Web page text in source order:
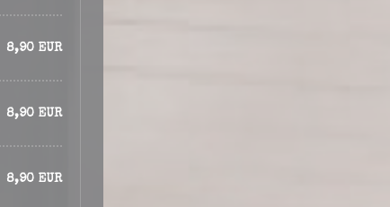
8,90 EUR
8,90 EUR
8,90 EUR